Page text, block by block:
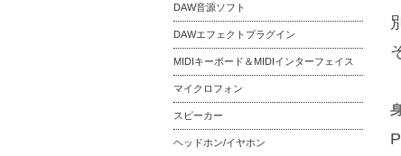
DAW音源ソフト
DAWエフェクトプラグイン
MIDIキーボード＆MIDIインターフェイス
マイクロフォン
スピーカー
ヘッドホン/イヤホン